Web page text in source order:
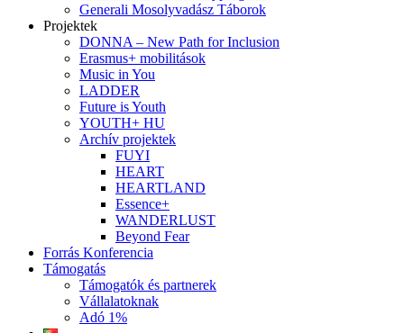
Generali Mosolyvadász Táborok
Projektek
DONNA – New Path for Inclusion
Erasmus+ mobilitások
Music in You
LADDER
Future is Youth
YOUTH+ HU
Archív projektek
FUYI
HEART
HEARTLAND
Essence+
WANDERLUST
Beyond Fear
Forrás Konferencia
Támogatás
Támogatók és partnerek
Vállalatoknak
Adó 1%